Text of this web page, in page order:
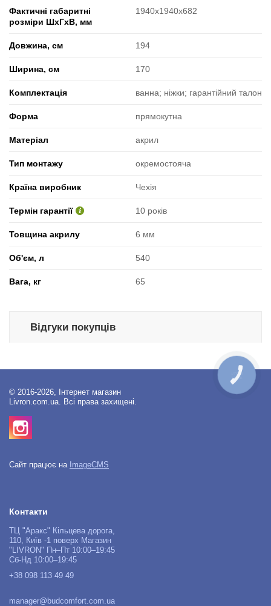
Фактичні габаритні
розміри ШхГхВ, мм
1940х1940х682
Довжина, см 194
Ширина, см 170
Комплектація ванна; ніжки; гарантійний талон
Форма прямокутна
Матеріал акрил
Тип монтажу окремостояча
Країна виробник Чехія
Термін гарантії 10 років
Товщина акрилу 6 мм
Об'єм, л 540
Вага, кг 65
Відгуки покупців
© 2016-2026, Інтернет магазин
Livron.com.ua. Всі права захищені.
Сайт працює на ImageCMS
Контакти
ТЦ "Аракс" Кільцева дорога,
110, Київ -1 поверх Магазин
"LIVRON" Пн–Пт 10:00–19:45
Сб-Нд 10:00–19:45
+38 098 113 49 49
manager@budcomfort.com.ua
КНОПКА
ЗВ'ЯЗКУ